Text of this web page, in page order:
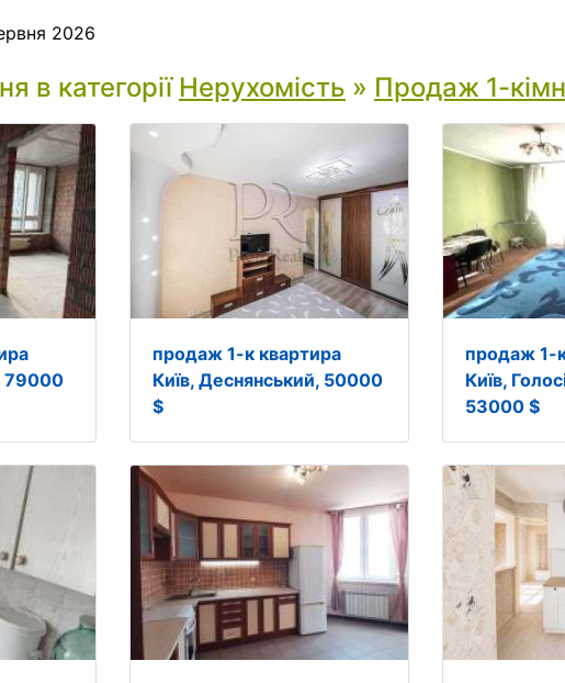
2026
в категорії Нерухомість » Продаж 1-
79000
продаж 1-к квартира
Київ, Деснянський, 50000
$
продаж 1-
Київ,
53000 $